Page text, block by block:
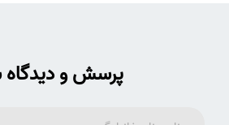
پرسش و دیدگاه